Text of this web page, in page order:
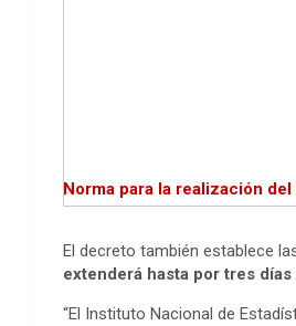
Norma para la realización
El decreto también establece
extenderá hasta por tres
“El Instituto Nacional de